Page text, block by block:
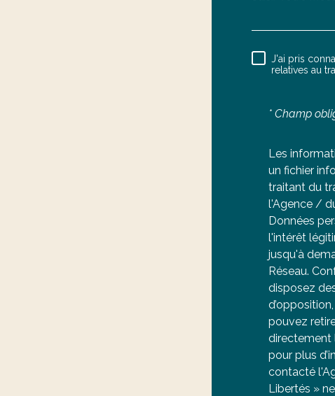
J'ai pris
relatives au
* Champ
Les
un fichier
traitant du
l'Agence /
Données
l'intérêt
jusqu'à
Réseau.
disposez
pouvez
directement
pour plus
contacté
Libertés »